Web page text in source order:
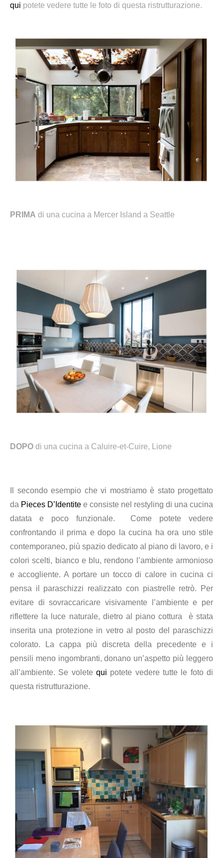
qui potete vedere tutte le foto di questa ristrutturazione.
PRIMA di una cucina a Mercer Island a Seattle
DOPO di una cucina a Caluire-et-Cuire, Lione
Il secondo esempio che vi mostriamo è stato progettato
da Pieces D’Identite e consiste nel restyling di una cucina
datata e poco funzionale. Come potete vedere
confrontando il prima e dopo la cucina ha ora uno stile
contemporaneo, più spazio dedicato al piano di lavoro, e i
colori scelti, bianco e blu, rendono l’ambiente armonioso
e accogliente. A portare un tocco di calore in cucina ci
pensa il paraschizzi realizzato con piastrelle retrò.
Per
evitare di sovraccaricare visivamente l’ambiente e per
riflettere la luce naturale, dietro al piano cottura è stata
inserita una protezione in vetro al posto del paraschizzi
colorato. La cappa più discreta della precedente e i
pensili meno ingombranti, donano un’aspetto più leggero
all’ambiente. Se voletequi potete vedere tutte le foto di
questa ristrutturazione.